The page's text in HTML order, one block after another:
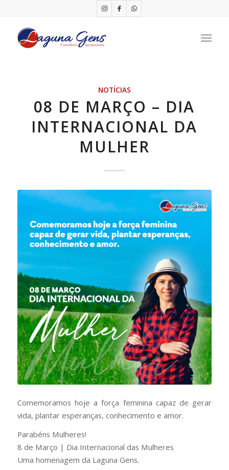
NOTÍCIAS
08 DE MARÇO – DIA
INTERNACIONAL DA
MULHER
Comemoramos hoje a força feminina capaz de gerar
vida, plantar esperanças, conhecimento e amor.
Parabéns Mulheres!
8 de Março | Dia Internacional das Mulheres
Uma homenagem da Laguna Gens.